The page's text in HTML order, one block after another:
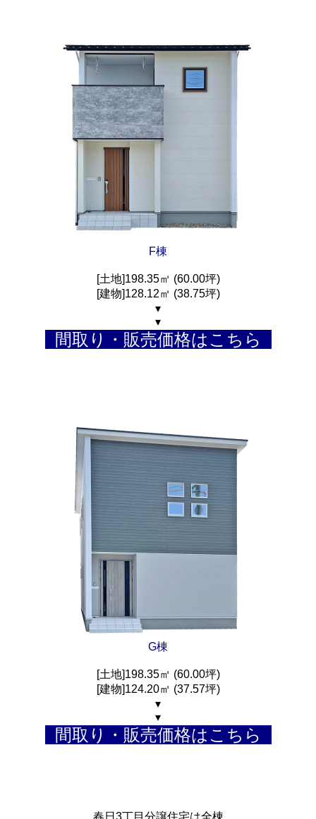
F棟
[土地]198.35㎡ (60.00坪)
[建物]128.12㎡ (38.75坪)
▾
▾
間取り・販売価格はこちら
G棟
[土地]198.35㎡ (60.00坪)
[建物]124.20㎡ (37.57坪)
▾
▾
間取り・販売価格はこちら
春日3丁目分譲住宅は全棟